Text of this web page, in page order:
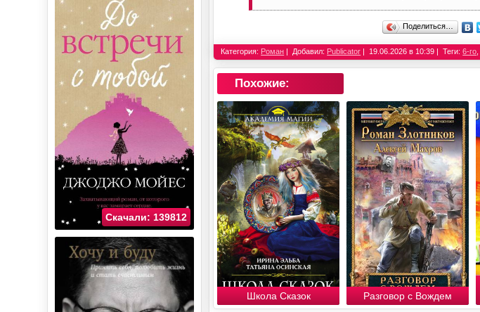
Поделиться…
Категория: Роман Добавил: Publicator 19.06.2026 в 10:39 Теги:6-го
Похожие:
Школа Сказок Разговор с Вождем
Скачали: 139812